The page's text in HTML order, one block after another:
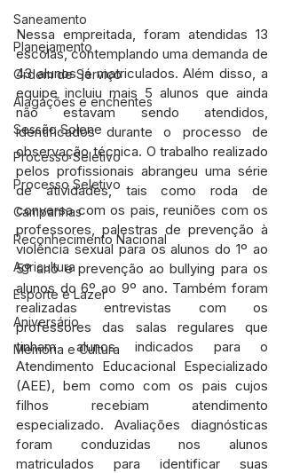
Saneamento
Planejamento
Ordem de Serviço
Alagações e enchentes
Sessão Solene
Processo Seletivo
Processo Seletivo
Campanhas
Reconhecimento Nacional
Agricultura
Esporte e Lazer
Aniversário
Memória e Cultura
Nessa empreitada, foram atendidas 13
escolas, contemplando uma demanda de
43 alunos já matriculados. Além disso, a
equipe incluiu mais 5 alunos que ainda
não estavam sendo atendidos,
identificados durante o processo de
observação técnica. O trabalho realizado
pelos profissionais abrangeu uma série
de atividades, tais como roda de
conversa com os pais, reuniões com os
professores, palestras de prevenção à
violência sexual para os alunos do 1º ao
5º ano e prevenção ao bullying para os
alunos do 6º ao 9º ano. Também foram
realizadas entrevistas com os
professores das salas regulares que
tinham alunos indicados para o
Atendimento Educacional Especializado
(AEE), bem como com os pais cujos
filhos recebiam atendimento
especializado. Avaliações diagnósticas
foram conduzidas nos alunos
matriculados para identificar suas